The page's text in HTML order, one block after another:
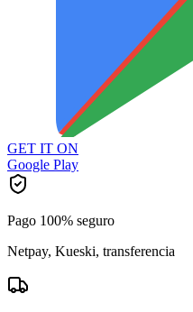
GET IT ON
Google Play
Pago 100% seguro
Netpay, Kueski, transferencia